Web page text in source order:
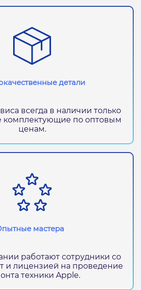
детали
всегда в наличии только
комплектующие по оптовым
ценам.
мастера
работают сотрудники со
и лицензией на проведение
техники Apple.